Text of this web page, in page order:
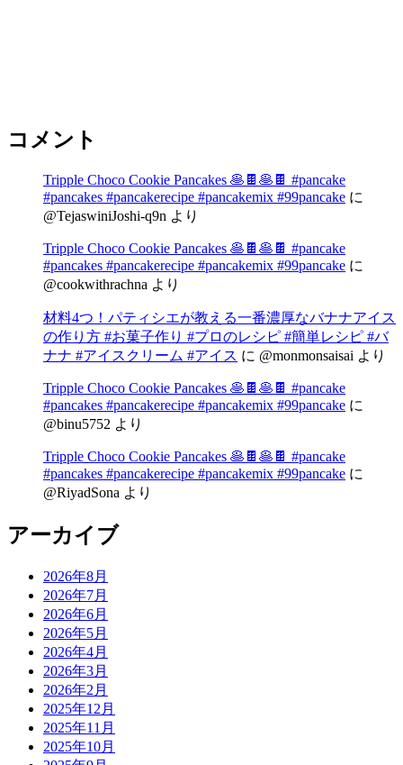
コメント
Tripple Choco Cookie Pancakes 🥞🍫🥞🍫 #pancake
#pancakes #pancakerecipe #pancakemix #99pancake に
@TejaswiniJoshi-q9n より
Tripple Choco Cookie Pancakes 🥞🍫🥞🍫 #pancake
#pancakes #pancakerecipe #pancakemix #99pancake に
@cookwithrachna より
材料4つ！パティシエが教える一番濃厚なバナナアイス
の作り方 #お菓子作り #プロのレシピ #簡単レシピ #バ
ナナ #アイスクリーム #アイス に @monmonsaisai より
Tripple Choco Cookie Pancakes 🥞🍫🥞🍫 #pancake
#pancakes #pancakerecipe #pancakemix #99pancake に
@binu5752 より
Tripple Choco Cookie Pancakes 🥞🍫🥞🍫 #pancake
#pancakes #pancakerecipe #pancakemix #99pancake に
@RiyadSona より
アーカイブ
2026年8月
2026年7月
2026年6月
2026年5月
2026年4月
2026年3月
2026年2月
2025年12月
2025年11月
2025年10月